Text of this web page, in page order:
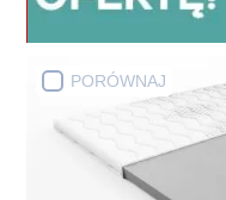
PORÓWNAJ